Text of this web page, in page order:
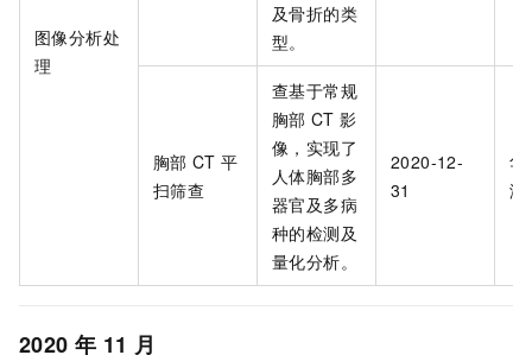
图像分析处
理
及骨折的类
型。
胸部 CT 平
扫筛查
查基于常规
胸部 CT 影
像，实现了
人体胸部多
器官及多病
种的检测及
量化分析。
2020-12-
31
华
海
2020 年 11 月